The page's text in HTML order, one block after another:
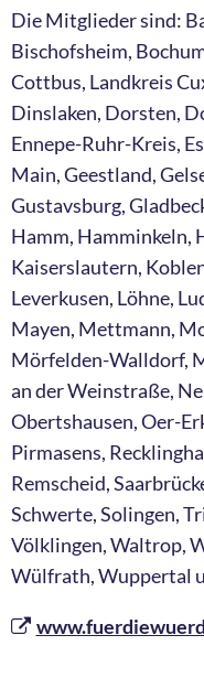
Die Mitglieder sind:
Bischofsheim,
Cottbus, Landkreis
Dinslaken, Dorsten,
Ennepe-Ruhr-Kreis,
Main, Geestland,
Gustavsburg,
Hamm, Hamminkeln,
Kaiserslautern,
Leverkusen, Löhne,
Mayen, Mettmann,
Mörfelden-Walldorf,
an der Weinstraße,
Obertshausen, Oer-
Pirmasens,
Remscheid,
Schwerte, Solingen,
Völklingen, Waltrop,
Wülfrath, Wuppertal